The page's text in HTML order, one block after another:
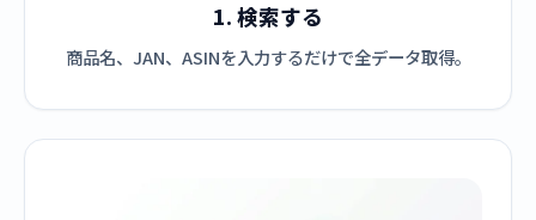
1. 検索する
商品名、JAN、ASINを入力するだけで全データ取得。